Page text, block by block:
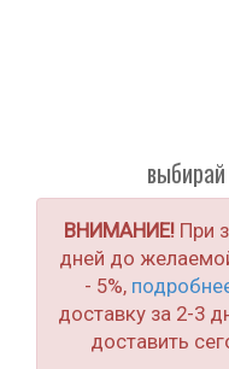
ВНИМАНИЕ! При
дней до
- 5%,
доставку за 2-3
доставить